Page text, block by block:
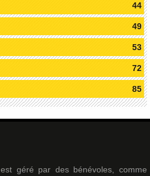
44
49
53
72
85
est géré par des bénévoles, comme